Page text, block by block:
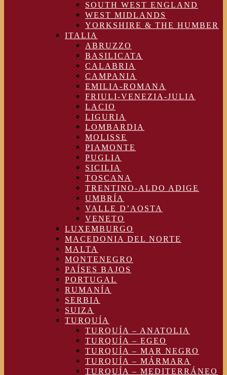
SOUTH WEST ENGLAND
WEST MIDLANDS
YORKSHIRE & THE HUMBER
ITALIA
ABRUZZO
BASILICATA
CALABRIA
CAMPANIA
EMILIA-ROMANA
FRIULI-VENEZIA-JULIA
LACIO
LIGURIA
LOMBARDIA
MOLISSE
PIAMONTE
PUGLIA
SICILIA
TOSCANA
TRENTINO-ALDO ADIGE
UMBRÍA
VALLE D’AOSTA
VENETO
LUXEMBURGO
MACEDONIA DEL NORTE
MALTA
MONTENEGRO
PAÍSES BAJOS
PORTUGAL
RUMANÍA
SERBIA
SUIZA
TURQUÍA
TURQUÍA – ANATOLIA
TURQUÍA – EGEO
TURQUÍA – MAR NEGRO
TURQUÍA – MÁRMARA
TURQUÍA – MEDITERRÁNEO